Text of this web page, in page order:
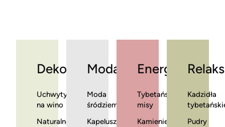
Dekoracje
Uchwyty
na wino
Naturalne
Moda
Moda
śródziemnomorska
Kapelusze
Energia
Tybetańskie
misy
Kamienie
Relaks
Kadzidła
Pudry